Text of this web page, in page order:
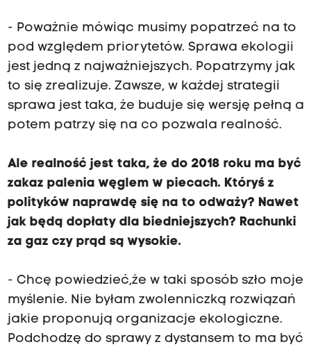
- Poważnie mówiąc musimy popatrzeć na to
pod względem priorytetów. Sprawa ekologii
jest jedną z najważniejszych. Popatrzymy jak
to się zrealizuje. Zawsze, w każdej strategii
sprawa jest taka, że buduje się wersję pełną a
potem patrzy się na co pozwala realność.
Ale realność jest taka, że do 2018 roku ma być
zakaz palenia węglem w piecach. Któryś z
polityków naprawdę się na to odważy? Nawet
jak będą dopłaty dla biedniejszych? Rachunki
za gaz czy prąd są wysokie.
- Chcę powiedzieć,że w taki sposób szło moje
myślenie. Nie byłam zwolenniczką rozwiązań
jakie proponują organizacje ekologiczne.
Podchodzę do sprawy z dystansem to ma być